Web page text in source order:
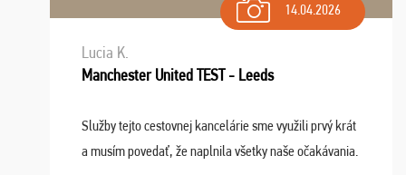
14.04.2026
Lucia K.
Manchester United TEST - Leeds
Služby tejto cestovnej kancelárie sme využili prvý krát
a musím povedať, že naplnila všetky naše očakávania.